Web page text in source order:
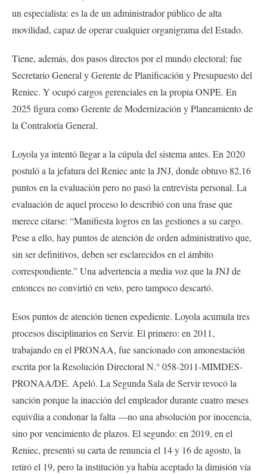
un especialista: es la de un administrador público de alta
movilidad, capaz de operar cualquier organigrama del Estado.
Tiene, además, dos pasos directos por el mundo electoral: fue
Secretario General y Gerente de Planificación y Presupuesto del
Reniec. Y ocupó cargos gerenciales en la propia ONPE. En
2025 figura como Gerente de Modernización y Planeamiento de
la Contraloría General.
Loyola ya intentó llegar a la cúpula del sistema antes. En 2020
postuló a la jefatura del Reniec ante la JNJ, donde obtuvo 82.16
puntos en la evaluación pero no pasó la entrevista personal. La
evaluación de aquel proceso lo describió con una frase que
merece citarse: “Manifiesta logros en las gestiones a su cargo.
Pese a ello, hay puntos de atención de orden administrativo que,
sin ser definitivos, deben ser esclarecidos en el ámbito
correspondiente.” Una advertencia a media voz que la JNJ de
entonces no convirtió en veto, pero tampoco descartó.
Esos puntos de atención tienen expediente. Loyola acumula tres
procesos disciplinarios en Servir. El primero: en 2011,
trabajando en el PRONAA, fue sancionado con amonestación
escrita por la Resolución Directoral N.° 058-2011-MIMDES-
PRONAA/DE. Apeló. La Segunda Sala de Servir revocó la
sanción porque la inacción del empleador durante cuatro meses
equivília a condonar la falta —no una absolución por inocencia,
sino por vencimiento de plazos. El segundo: en 2019, en el
Reniec, presentó su carta de renuncia el 14 y 16 de agosto, la
retiró el 19, pero la institución ya había aceptado la dimisión vía